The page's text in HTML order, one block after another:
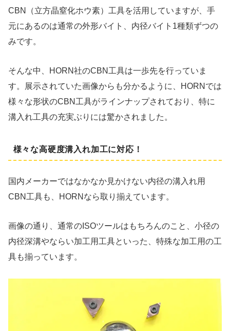
CBN（立方晶窒化ホウ素）工具を活用していますが、手
元にあるのは通常の外形バイト、内径バイト1種類ずつの
みです。
そんな中、HORN社のCBN工具は一歩先を行っていま
す。展示されていた画像からも分かるように、HORNでは
様々な形状のCBN工具がラインナップされており、特に
溝入れ工具の充実ぶりには驚かされました。
様々な高硬度溝入れ加工に対応！
国内メーカーではなかなか見かけない内径の溝入れ用
CBN工具も、HORNなら取り揃えています。
画像の通り、通常のISOツールはもちろんのこと、小径の
内径深溝やならい加工用工具といった、特殊な加工用の工
具も揃っています。